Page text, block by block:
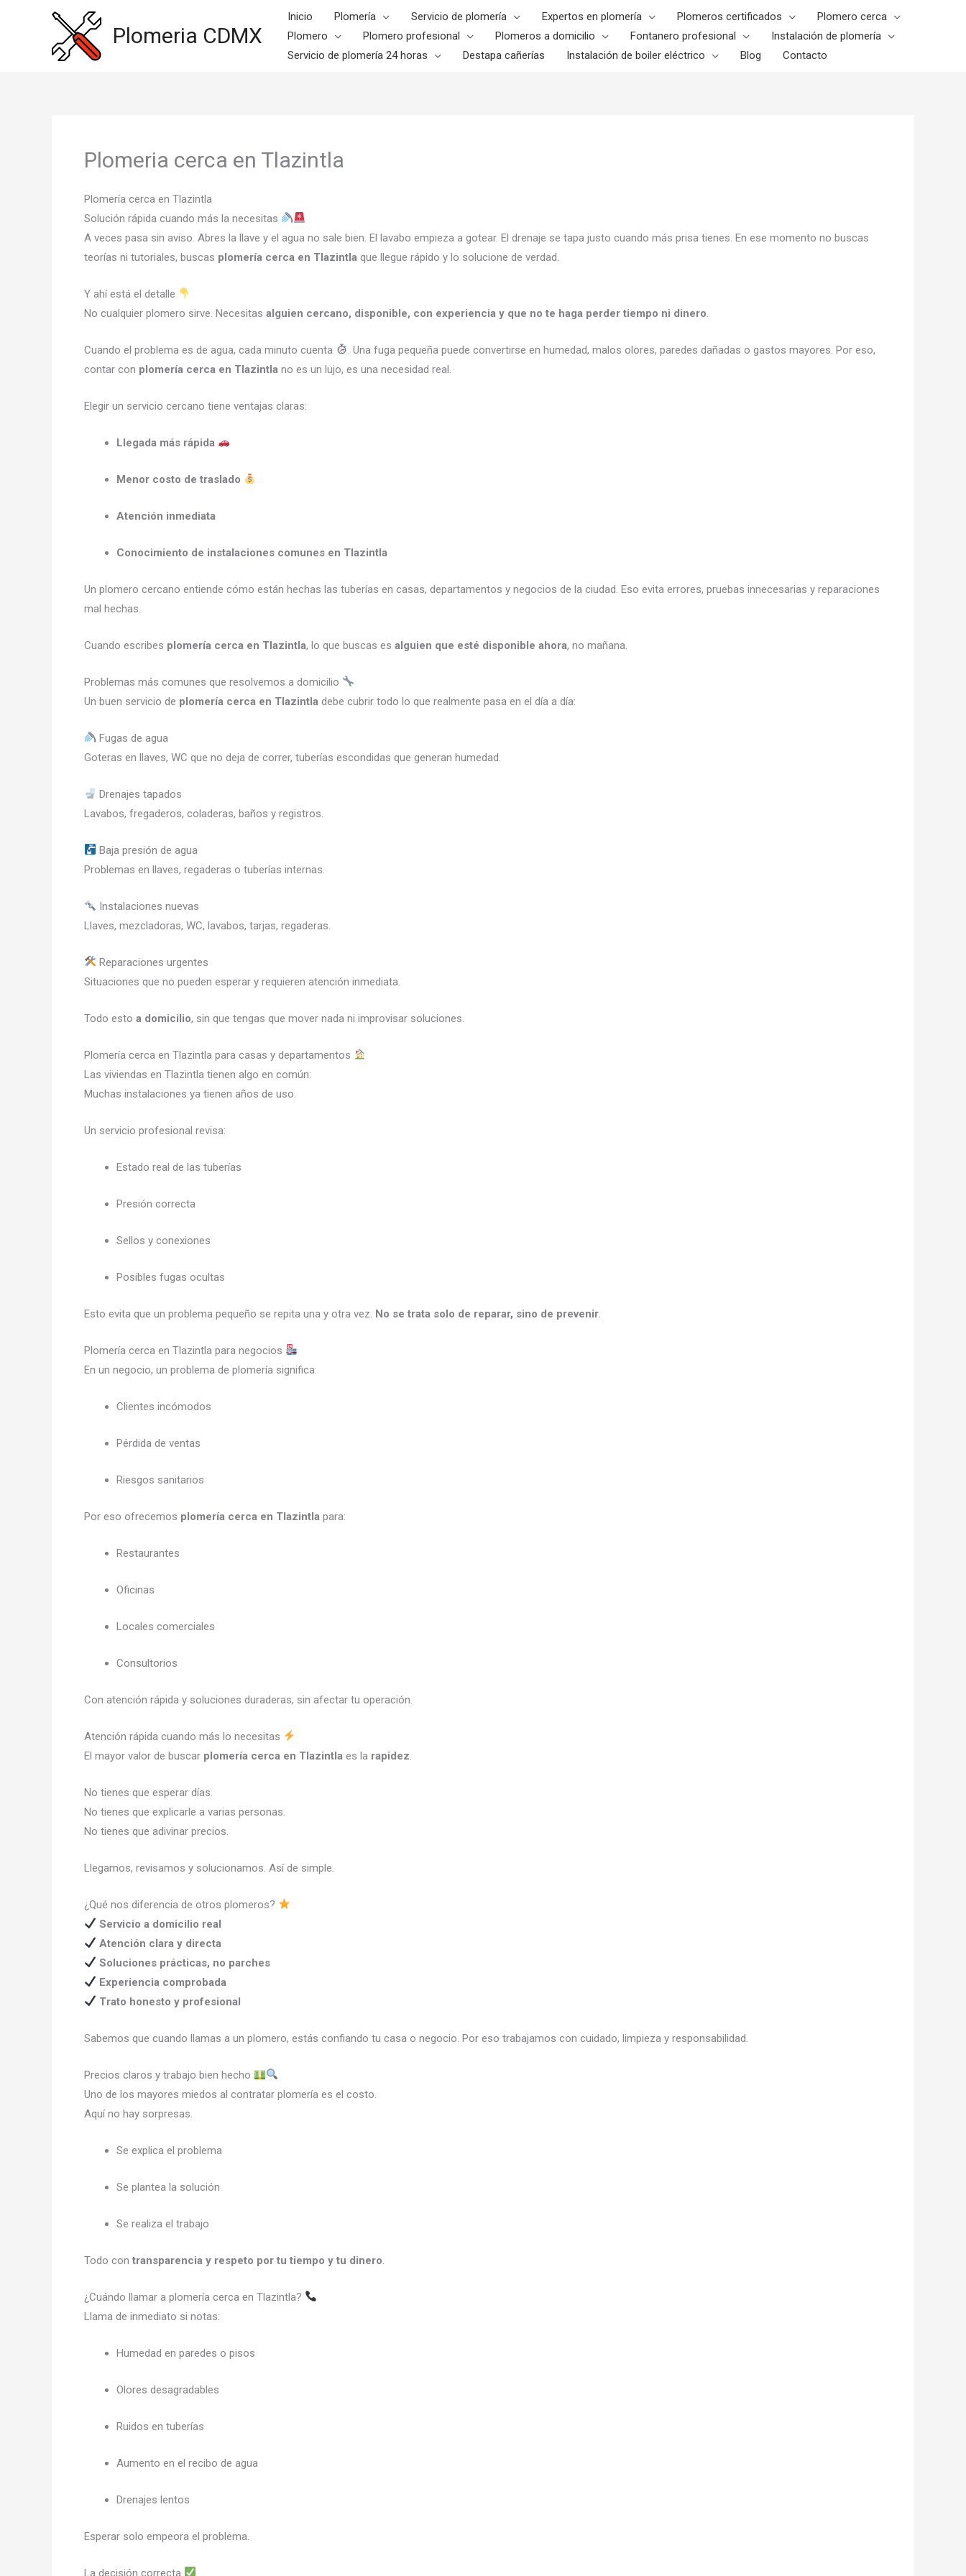
Plomeria CDMX
Inicio Plomería Servicio de plomería Expertos en plomería Plomeros certificados
Plomero cerca
Plomero
Plomero profesional Plomeros a domicilio Fontanero profesional
Instalación de plomería
Servicio de plomería 24 horas
Destapa cañerías Instalación de boiler eléctrico Blog Contacto
Plomeria cerca en Tlazintla
Plomería cerca en Tlazintla
Solución rápida cuando más la necesitas
A veces pasa sin aviso. Abres la llave y el agua no sale bien. El lavabo empieza a gotear. El drenaje se tapa justo cuando más prisa tienes. En ese momento no buscas
teorías ni tutoriales, buscas plomería cerca en Tlazintla que llegue rápido y lo solucione de verdad.
Y ahí está el detalle
No cualquier plomero sirve. Necesitas alguien cercano, disponible, con experiencia y que no te haga perder tiempo ni dinero
Cuando el problema es de agua, cada minuto cuenta
. Una fuga pequeña puede convertirse en humedad, malos olores, paredes dañadas o gastos mayores. Por eso,
contar con plomería cerca en Tlazintla no es un lujo, es una necesidad real.
Elegir un servicio cercano tiene ventajas claras:
Llegada más rápida
Menor costo de traslado
Atención inmediata
Conocimiento de instalaciones comunes en Tlazintla
Un plomero cercano entiende cómo están hechas las tuberías en casas, departamentos y negocios de la ciudad. Eso evita errores, pruebas innecesarias y reparaciones
mal hechas.
Cuando escribes plomería cerca en Tlazintla, lo que buscas es alguien que esté disponible ahora, no mañana.
Problemas más comunes que resolvemos a domicilio
Un buen servicio de plomería cerca en Tlazintla debe cubrir todo lo que realmente pasa en el día a día:
Fugas de agua
Goteras en llaves, WC que no deja de correr, tuberías escondidas que generan humedad.
Drenajes tapados
Lavabos, fregaderos, coladeras, baños y registros.
Baja presión de agua
Problemas en llaves, regaderas o tuberías internas.
Instalaciones nuevas
Llaves, mezcladoras, WC, lavabos, tarjas, regaderas.
Reparaciones urgentes
Situaciones que no pueden esperar y requieren atención inmediata.
Todo esto a domicilio, sin que tengas que mover nada ni improvisar soluciones.
Plomería cerca en Tlazintla para casas y departamentos
Las viviendas en Tlazintla tienen algo en común:
Muchas instalaciones ya tienen años de uso.
Un servicio profesional revisa:
Estado real de las tuberías
Presión correcta
Sellos y conexiones
Posibles fugas ocultas
Esto evita que un problema pequeño se repita una y otra vez. No se trata solo de reparar, sino de prevenir
Plomería cerca en Tlazintla para negocios
En un negocio, un problema de plomería significa:
Clientes incómodos
Pérdida de ventas
Riesgos sanitarios
Por eso ofrecemos plomería cerca en Tlazintla para:
Restaurantes
Oficinas
Locales comerciales
Consultorios
Con atención rápida y soluciones duraderas, sin afectar tu operación.
Atención rápida cuando más lo necesitas
El mayor valor de buscar plomería cerca en Tlazintla es la rapidez
No tienes que esperar días.
No tienes que explicarle a varias personas.
No tienes que adivinar precios.
Llegamos, revisamos y solucionamos. Así de simple.
¿Qué nos diferencia de otros plomeros?
Servicio a domicilio real
Atención clara y directa
Soluciones prácticas, no parches
Experiencia comprobada
Trato honesto y profesional
Sabemos que cuando llamas a un plomero, estás confiando tu casa o negocio. Por eso trabajamos con cuidado, limpieza y responsabilidad.
Precios claros y trabajo bien hecho
Uno de los mayores miedos al contratar plomería es el costo.
Aquí no hay sorpresas.
Se explica el problema
Se plantea la solución
Se realiza el trabajo
Todo con transparencia y respeto por tu tiempo y tu dinero
¿Cuándo llamar a plomería cerca en Tlazintla?
Llama de inmediato si notas:
Humedad en paredes o pisos
Olores desagradables
Ruidos en tuberías
Aumento en el recibo de agua
Drenajes lentos
Esperar solo empeora el problema.
La decisión correcta